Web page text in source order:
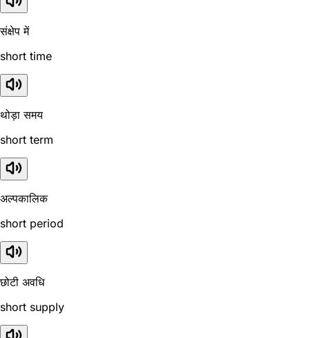
संक्षेप में
short time
थोड़ा समय
short term
अल्पकालिक
short period
छोटी अवधि
short supply